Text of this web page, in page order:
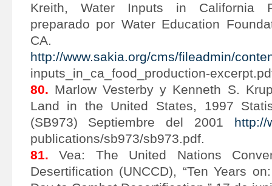
Kreith, Water Inputs in California
preparado por Water Education
CA.
http://www.sakia.org/cms/fileadmin/
inputs_in_ca_food_production-
80. Marlow Vesterby y Kenneth S.
Land in the United States, 1997
(SB973) Septiembre del 2001 http://
publications/sb973/sb973.pdf.
81. Vea: The United Nations
Desertification (UNCCD), “Ten Years